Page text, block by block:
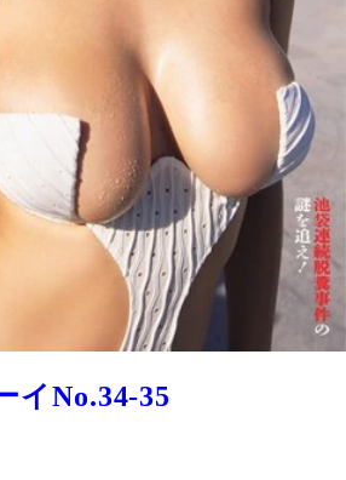
イNo.34-35